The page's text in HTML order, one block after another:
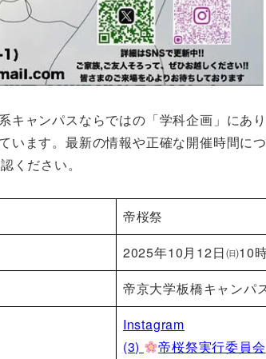
キャンパスならではの「学科企画」にあ
います。最新の情報や正確な開催時間に
ください。
帝桜祭
2025年10月12日㈰10
帝京大学板橋キャンパ
Instagram
(3)
帝桜祭実行委員会